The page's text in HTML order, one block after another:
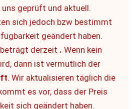
geprüft und aktuell.
sich jedoch bzw bestimmt
geändert haben.
derzeit . Wenn kein
dann ist vermutlich der
. Wir aktualisieren täglich die
es vor, dass der Preis
sich geändert haben.